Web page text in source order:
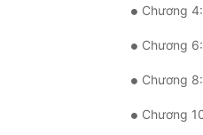
Chương
Chương
Chương
Chương